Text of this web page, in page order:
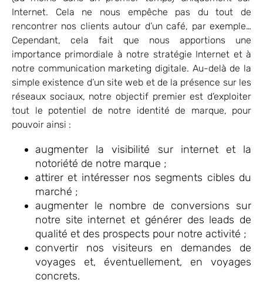
Internet. Cela ne nous empêche pas du tout de
rencontrer nos clients autour d’un café, par exemple…
Cependant, cela fait que nous apportions une
importance primordiale à notre stratégie Internet et à
notre communication marketing digitale. Au-delà de la
simple existence d’un site web et de la présence sur les
réseaux sociaux, notre objectif premier est d’exploiter
tout le potentiel de notre identité de marque, pour
pouvoir ainsi :
augmenter la visibilité sur internet et la
notoriété de notre marque ;
attirer et intéresser nos segments cibles du
marché ;
augmenter le nombre de conversions sur
notre site internet et générer des leads de
qualité et des prospects pour notre activité ;
convertir nos visiteurs en demandes de
voyages et, éventuellement, en voyages
concrets.